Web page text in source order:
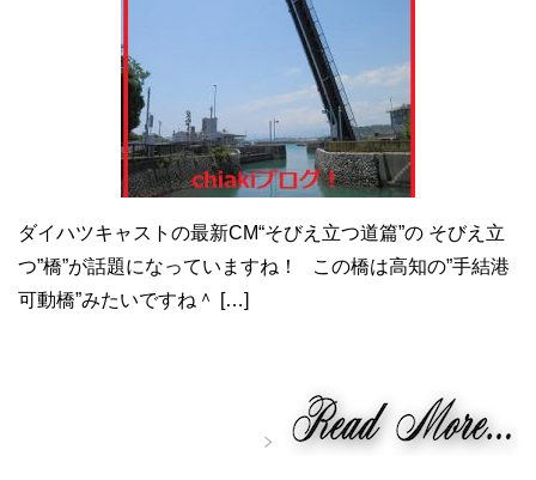
ダイハツキャストの最新CM“そびえ立つ道篇”の そびえ立
つ”橋”が話題になっていますね！ この橋は高知の”手結港
可動橋”みたいですね＾ […]